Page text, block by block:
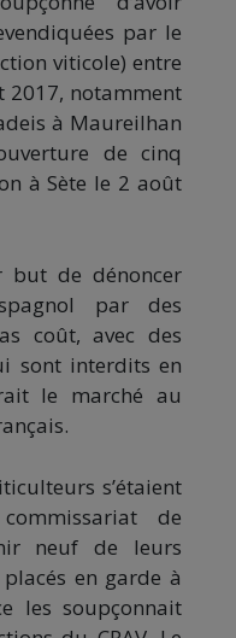
par le
viticole) entre
2017, notamment
à Maureilhan
de cinq
à Sète le 2 août
but de dénoncer
par des
coût, avec des
sont interdits en
le marché au
s’étaient
de
neuf de leurs
en garde à
les soupçonnait